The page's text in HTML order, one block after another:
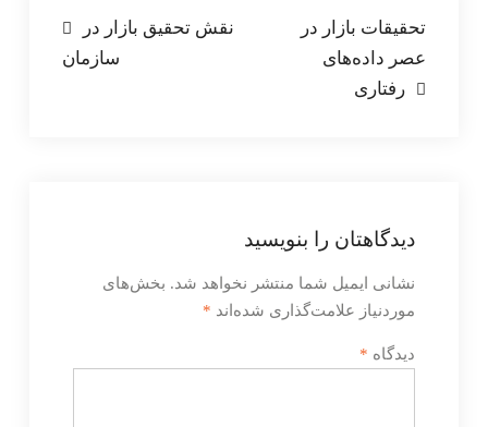
راهبری
نوشته
نقش تحقیق بازار در
سازمان
تحقیقات بازار در
عصر داده‌های
رفتاری
دیدگاهتان را بنویسید
نشانی ایمیل شما منتشر نخواهد شد. بخش‌های
موردنیاز علامت‌گذاری شده‌اند *
دیدگاه *